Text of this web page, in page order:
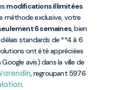
modifications illimitées
méthode exclusive, votre
6 semaines, bien
standards de **4 à 6
ont été appréciées
avis) dans la ville de
, regroupant 5976
.